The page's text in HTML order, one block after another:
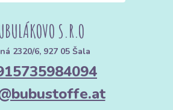
S.R.O
2320/6, 927 05 Šala